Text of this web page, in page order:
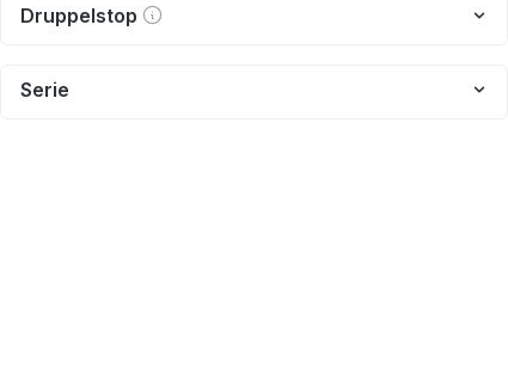
Druppelstop
Serie